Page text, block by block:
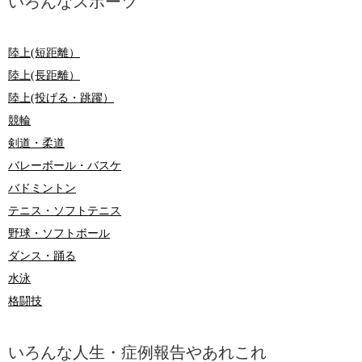
陸上(短距離）
陸上(長距離）
陸上(投げる・跳躍）
競輪
剣道・柔道
バレーボール・バスケ
バドミントン
テニス・ソフトテニス
野球・ソフトボール
ダンス・踊る
水泳
格闘技
いろんな人生・症例報告やあれこれ